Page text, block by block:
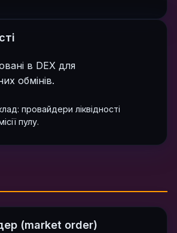
в DEX для
обмінів.
провайдери ліквідності
пулу.
(market order)